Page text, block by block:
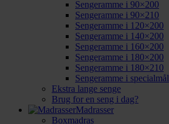
Sengeramme i 90×200
Sengeramme i 90×210
Sengeramme i 120×200
Sengeramme i 140×200
Sengeramme i 160×200
Sengeramme i 180×200
Sengeramme i 180×210
Sengeramme i specialmål
Ekstra lange senge
Brug for en seng i dag?
Madrasser
Boxmadras